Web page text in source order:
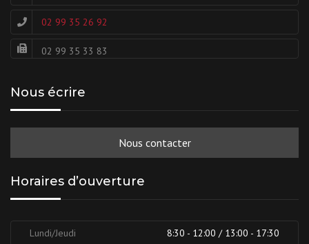
02 99 35 26 92
02 99 35 33 83
Nous écrire
Nous contacter
Horaires d’ouverture
Lundi/Jeudi 8:30 - 12:00 / 13:00 - 17:30